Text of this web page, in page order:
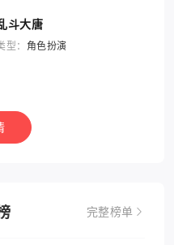
斗大唐
型： 角色扮演
完整榜单